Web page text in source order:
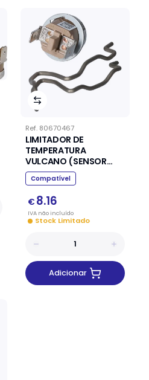
Ref. 80670467
LIMITADOR DE
TEMPERATURA
VULCANO (SENSOR
VENTILADO 2)
738724530
Compatível
€ 8.16
IVA nãoincluído
Stock Limitado
Adicionar